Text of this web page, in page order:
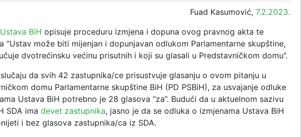
Fuad Kasumović, 7.2.2023.
BiH opisuje proceduru izmjena i dopuna ovog pravnog akta te
“Ustav može biti mijenjan i dopunjavan odlukom Parlamentarne skupštine,
dvotrećinsku većinu prisutnih i koji su glasali u Predstavničkom domu”.
da svih 42 zastupnika/ce prisustvuje glasanju o ovom pitanju u
domu Parlamentarne skupštine BiH (PD PSBiH), za usvajanje odluke
Ustava BiH potrebno je 28 glasova “za”. Budući da u aktuelnom sazivu
SDA ima devet zastupnika, jasno je da se odluka o izmjenama Ustava BiH
i bez glasova zastupnika/ca iz SDA.